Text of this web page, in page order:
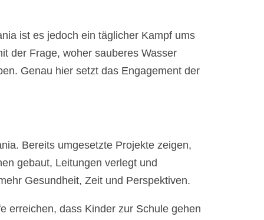
ist es jedoch ein täglicher Kampf ums
der Frage, woher sauberes Wasser
Genau hier setzt das Engagement der
Bereits umgesetzte Projekte zeigen,
gebaut, Leitungen verlegt und
Gesundheit, Zeit und Perspektiven.
erreichen, dass Kinder zur Schule gehen